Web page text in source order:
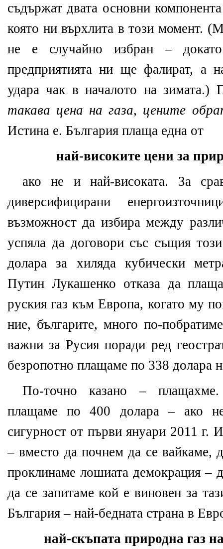
съдържат двата основни
която ни върхлита в този момент.
не е случайно избран –
предприятията ни ще фалират, а
удара чак в началото на зимата.)
такава цена на газа, цените
Истина е. България плаща една от
най-високите цени за
ако не и най-високата. За
диверсифицирани
възможност да избира между
успяла да договори със същия
долара за хиляда кубически
Путин Лукашенко отказа да
руския газ към Европа, когато му
ние, българите, много по-
важни за Русия поради ред
безропотно плащаме по 338 долара
По-точно казано –
плащаме по 400 долара – ако
сигурност от първи януари 2011 г.
– вместо да почнем да се вайкаме,
проклинаме лошиата демокрация –
да се запитаме кой е виновен за
България – най-бедната страна в
най-скъпата природна газ